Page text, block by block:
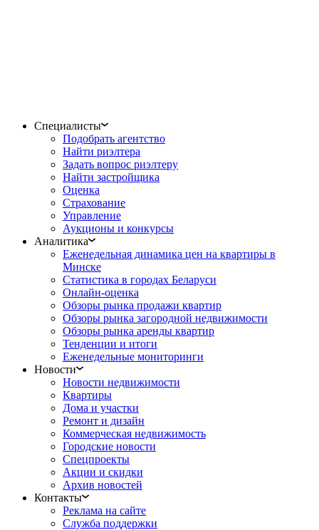
Специалисты
Подобрать агентство
Найти риэлтера
Задать вопрос риэлтеру
Найти застройщика
Оценка
Страхование
Управление
Аукционы и конкурсы
Аналитика
Еженедельная динамика цен на квартиры в
Минске
Статистика в городах Беларуси
Онлайн-оценка
Обзоры рынка продажи квартир
Обзоры рынка загородной недвижимости
Обзоры рынка аренды квартир
Тенденции и итоги
Еженедельные мониторинги
Новости
Новости недвижимости
Квартиры
Дома и участки
Ремонт и дизайн
Коммерческая недвижимость
Городские новости
Спецпроекты
Акции и скидки
Архив новостей
Контакты
Реклама на сайте
Служба поддержки